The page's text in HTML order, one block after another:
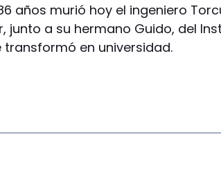
años murió hoy el ingeniero
junto a su hermano Guido, del
en universidad.